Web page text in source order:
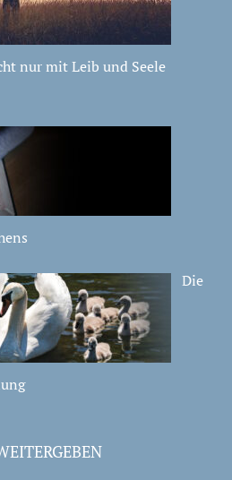
nur mit Leib und Seele
Die